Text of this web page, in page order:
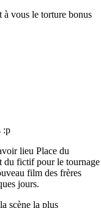
vous le torture bonus
:p
lieu Place du
du fictif pour le tournage
film des frères
jours.
scène la plus